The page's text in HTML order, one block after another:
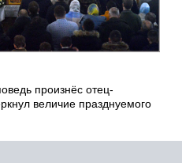
произнёс отец-
величие празднуемого